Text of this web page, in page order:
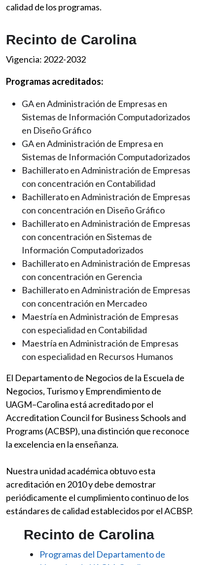
calidad de los programas.
Recinto de Carolina
Vigencia: 2022-2032
Programas acreditados:
GA en Administración de Empresas en
Sistemas de Información Computadorizados
en Diseño Gráfico
GA en Administración de Empresa en
Sistemas de Información Computadorizados
Bachillerato en Administración de Empresas
con concentración en Contabilidad
Bachillerato en Administración de Empresas
con concentración en Diseño Gráfico
Bachillerato en Administración de Empresas
con concentración en Sistemas de
Información Computadorizados
Bachillerato en Administración de Empresas
con concentración en Gerencia
Bachillerato en Administración de Empresas
con concentración en Mercadeo
Maestría en Administración de Empresas
con especialidad en Contabilidad
Maestría en Administración de Empresas
con especialidad en Recursos Humanos
El Departamento de Negocios de la Escuela de
Negocios, Turismo y Emprendimiento de
UAGM–Carolina está acreditado por el
Accreditation Council for Business Schools and
Programs (ACBSP), una distinción que reconoce
la excelencia en la enseñanza.
Nuestra unidad académica obtuvo esta
acreditación en 2010 y debe demostrar
periódicamente el cumplimiento continuo de los
estándares de calidad establecidos por el ACBSP.
Recinto de Carolina
Programas del Departamento de